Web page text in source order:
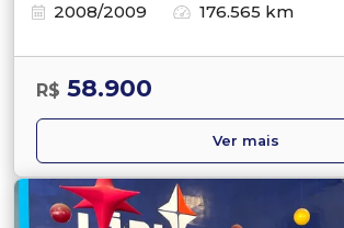
2008/2009
176.565 km
R$ 58.900
Ver mais